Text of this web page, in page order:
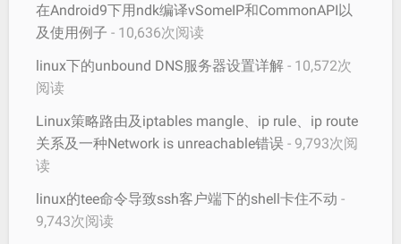
在Android9下用ndk编译vSomeIP和CommonAPI以
及使用例子 - 10,636次阅读
linux下的unbound DNS服务器设置详解 - 10,572次
阅读
Linux策略路由及iptables mangle、ip rule、ip route
关系及一种Network is unreachable错误 - 9,793次阅
读
linux的tee命令导致ssh客户端下的shell卡住不动 -
9,743次阅读